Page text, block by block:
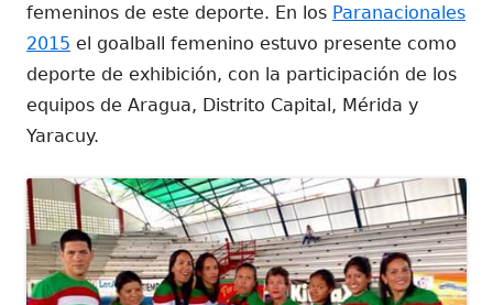
femeninos de este deporte. En los Paranacionales
2015 el goalball femenino estuvo presente como
deporte de exhibición, con la participación de los
equipos de Aragua, Distrito Capital, Mérida y
Yaracuy.